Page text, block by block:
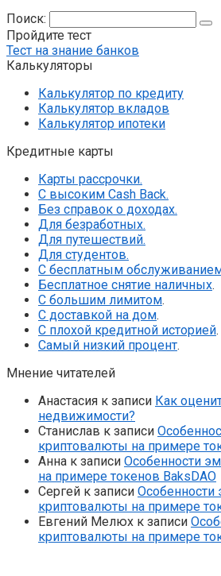
Поиск:
Пройдите тест
Тест на знание банков
Калькуляторы
Калькулятор по кредиту
Калькулятор вкладов
Калькулятор ипотеки
Кредитные карты
Карты рассрочки.
С высоким Cash Back.
Без справок о доходах.
Для безработных.
Для путешествий.
Для студентов.
С бесплатным
Бесплатное снятие наличных.
С большим лимитом.
С доставкой на дом.
С плохой кредитной историей.
Самый низкий процент.
Мнение читателей
Анастасия к записи Как
недвижимости?
Станислав к записи
криптовалюты на примере
Анна к записи Особенности
на примере токенов BaksDAO
Сергей к записи Особенности
криптовалюты на примере
Евгений Мелюх к записи
криптовалюты на примере